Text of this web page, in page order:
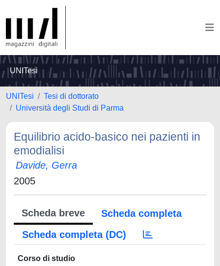
UNITesi
UNITesi
Tesi di dottorato
Università degli Studi di Parma
Equilibrio acido-basico nei pazienti in
emodialisi
Davide, Gerra
2005
Scheda breve
Scheda completa
Scheda completa (DC)
Corso di studio